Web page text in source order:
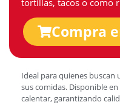
tortillas, tacos o como
Compra
Ideal para quienes
sus comidas. Disponible
calentar, garantizando